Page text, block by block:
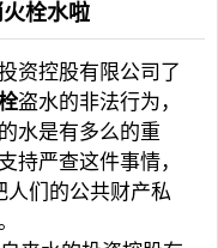
栓水啦
资控股有限公司了
盗水的非法行为，
水是有多么的重
持严查这件事情，
人们的公共财产私